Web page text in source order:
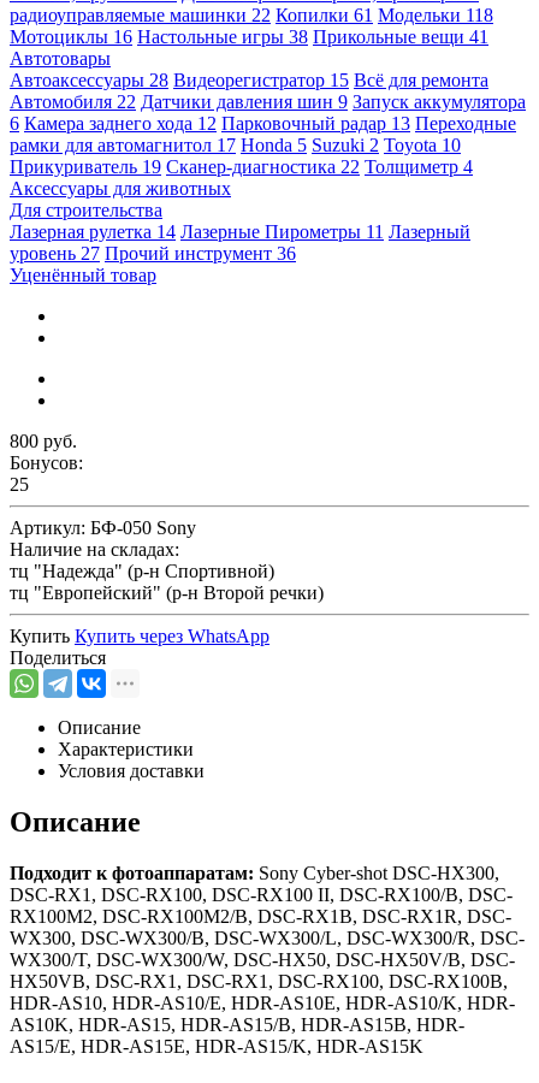
радиоуправляемые машинки 22 Копилки 61 Модельки 118
Мотоциклы 16 Настольные игры 38 Прикольные вещи 41
Автотовары
Автоаксессуары 28 Видеорегистратор 15 Всё для ремонта
Автомобиля 22 Датчики давления шин 9 Запуск аккумулятора
6 Камера заднего хода 12 Парковочный радар 13 Переходные
рамки для автомагнитол 17 Honda 5 Suzuki 2 Toyota 10
Прикуриватель 19 Сканер-диагностика 22 Толщиметр 4
Аксессуары для животных
Для строительства
Лазерная рулетка 14 Лазерные Пирометры 11 Лазерный
уровень 27 Прочий инструмент 36
Уценённый товар
800 руб.
Бонусов:
25
Артикул: БФ-050 Sony
Наличие на складах:
тц "Надежда" (р-н Спортивной)
тц "Европейский" (р-н Второй речки)
Купить Купить через WhatsApp
Поделиться
Описание
Характеристики
Условия доставки
Описание
Подходит к фотоаппаратам: Sony Cyber-shot DSC-HX300,
DSC-RX1, DSC-RX100, DSC-RX100 II, DSC-RX100/B, DSC-
RX100M2, DSC-RX100M2/B, DSC-RX1B, DSC-RX1R, DSC-
WX300, DSC-WX300/B, DSC-WX300/L, DSC-WX300/R, DSC-
WX300/T, DSC-WX300/W, DSC-HX50, DSC-HX50V/B, DSC-
HX50VB, DSC-RX1, DSC-RX1, DSC-RX100, DSC-RX100B,
HDR-AS10, HDR-AS10/E, HDR-AS10E, HDR-AS10/K, HDR-
AS10K, HDR-AS15, HDR-AS15/B, HDR-AS15B, HDR-
AS15/E, HDR-AS15E, HDR-AS15/K, HDR-AS15K